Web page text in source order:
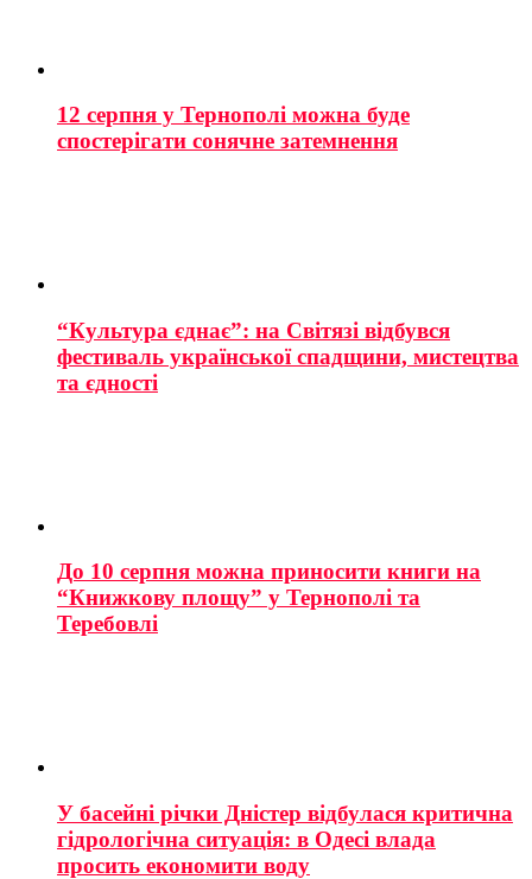
12 серпня у Тернополі можна буде
спостерігати сонячне затемнення
“Культура єднає”: на Світязі відбувся
фестиваль української спадщини, мистецтва
та єдності
До 10 серпня можна приносити книги на
“Книжкову площу” у Тернополі та
Теребовлі
У басейні річки Дністер відбулася критична
гідрологічна ситуація: в Одесі влада
просить економити воду